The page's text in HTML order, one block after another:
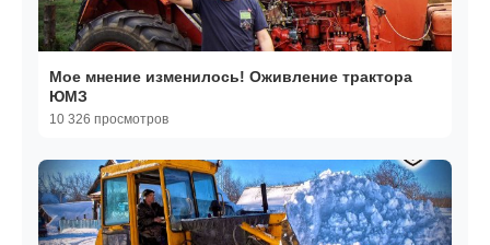
Мое мнение изменилось! Оживление трактора
ЮМЗ
10 326 просмотров